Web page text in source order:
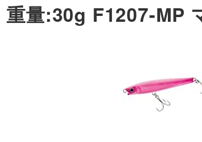
量:30g F1207-MP